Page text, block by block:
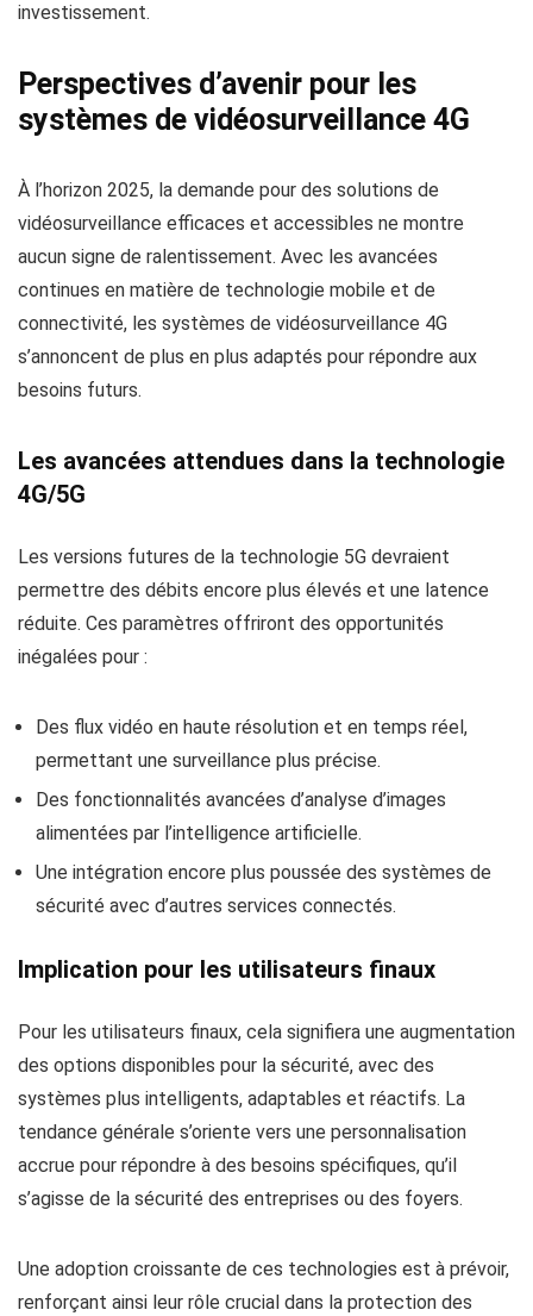
investissement.
Perspectives d’avenir pour les
systèmes de vidéosurveillance 4G
À l’horizon 2025, la demande pour des solutions de
vidéosurveillance efficaces et accessibles ne montre
aucun signe de ralentissement. Avec les avancées
continues en matière de technologie mobile et de
connectivité, les systèmes de vidéosurveillance 4G
s’annoncent de plus en plus adaptés pour répondre aux
besoins futurs.
Les avancées attendues dans la technologie
4G/5G
Les versions futures de la technologie 5G devraient
permettre des débits encore plus élevés et une latence
réduite. Ces paramètres offriront des opportunités
inégalées pour :
Des flux vidéo en haute résolution et en temps réel,
permettant une surveillance plus précise.
Des fonctionnalités avancées d’analyse d’images
alimentées par l’intelligence artificielle.
Une intégration encore plus poussée des systèmes de
sécurité avec d’autres services connectés.
Implication pour les utilisateurs finaux
Pour les utilisateurs finaux, cela signifiera une augmentation
des options disponibles pour la sécurité, avec des
systèmes plus intelligents, adaptables et réactifs. La
tendance générale s’oriente vers une personnalisation
accrue pour répondre à des besoins spécifiques, qu’il
s’agisse de la sécurité des entreprises ou des foyers.
Une adoption croissante de ces technologies est à prévoir,
renforçant ainsi leur rôle crucial dans la protection des